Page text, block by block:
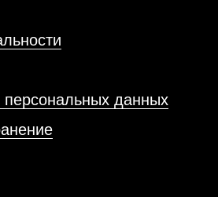
персональных данных